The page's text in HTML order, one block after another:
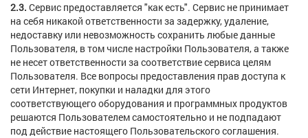
2.3. Сервис предоставляется "как есть". Сервис не принимает
на себя никакой ответственности за задержку, удаление,
недоставку или невозможность сохранить любые данные
Пользователя, в том числе настройки Пользователя, а также
не несет ответственности за соответствие сервиса целям
Пользователя. Все вопросы предоставления прав доступа к
сети Интернет, покупки и наладки для этого
соответствующего оборудования и программных продуктов
решаются Пользователем самостоятельно и не подпадают
под действие настоящего Пользовательского соглашения.